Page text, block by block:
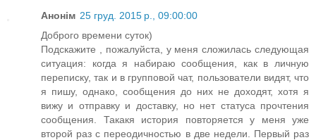
Анонім 25 груд. 2015 р., 09:00:00
Доброго времени суток)
Подскажите , пожалуйста, у меня сложилась следующая
ситуация: когда я набираю сообщения, как в личную
переписку, так и в групповой чат, пользователи видят, что
я пишу, однако, сообщения до них не доходят, хотя я
вижу и отправку и доставку, но нет статуса прочтения
сообщения. Такакя история повторяется у меня уже
второй раз с переодичностью в две недели. Первый раз